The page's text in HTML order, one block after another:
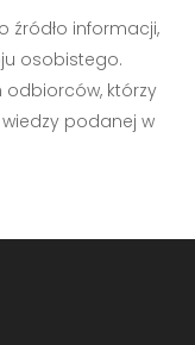
źródło informacji,
osobistego.
odbiorców, którzy
podanej w